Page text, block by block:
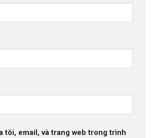
tôi, email, và trang web trong trình